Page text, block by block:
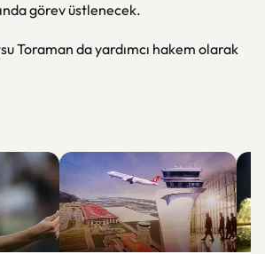
görev üstlenecek.
Toraman da yardımcı hakem olarak